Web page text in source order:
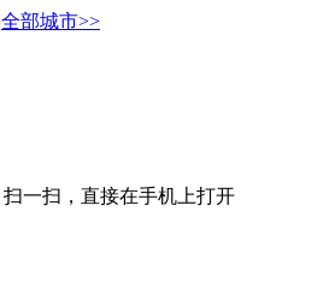
全部城市>>
扫一扫，直接在手机上打开